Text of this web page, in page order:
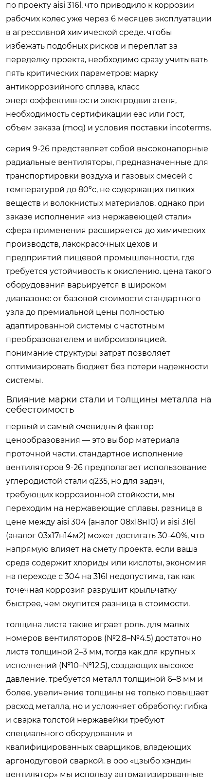
по проекту aisi 316l, что приводило к коррозии
рабочих колес уже через 6 месяцев эксплуатации
в агрессивной химической среде. чтобы
избежать подобных рисков и переплат за
переделку проекта, необходимо сразу учитывать
пять критических параметров: марку
антикоррозийного сплава, класс
энергоэффективности электродвигателя,
необходимость сертификации eac или гост,
объем заказа (moq) и условия поставки incoterms.
серия 9-26 представляет собой высоконапорные
радиальные вентиляторы, предназначенные для
транспортировки воздуха и газовых смесей с
температурой до 80°c, не содержащих липких
веществ и волокнистых материалов. однако при
заказе исполнения «из нержавеющей стали»
сфера применения расширяется до химических
производств, лакокрасочных цехов и
предприятий пищевой промышленности, где
требуется устойчивость к окислению. цена такого
оборудования варьируется в широком
диапазоне: от базовой стоимости стандартного
узла до премиальной цены полностью
адаптированной системы с частотным
преобразователем и виброизоляцией.
понимание структуры затрат позволяет
оптимизировать бюджет без потери надежности
системы.
Влияние марки стали и толщины металла на
себестоимость
первый и самый очевидный фактор
ценообразования — это выбор материала
проточной части. стандартное исполнение
вентиляторов 9-26 предполагает использование
углеродистой стали q235, но для задач,
требующих коррозионной стойкости, мы
переходим на нержавеющие сплавы. разница в
цене между aisi 304 (аналог 08х18н10) и aisi 316l
(аналог 03х17н14м2) может достигать 30-40%, что
напрямую влияет на смету проекта. если ваша
среда содержит хлориды или кислоты, экономия
на переходе с 304 на 316l недопустима, так как
точечная коррозия разрушит крыльчатку
быстрее, чем окупится разница в стоимости.
толщина листа также играет роль. для малых
номеров вентиляторов (№2.8–№4.5) достаточно
листа толщиной 2–3 мм, тогда как для крупных
исполнений (№10–№12.5), создающих высокое
давление, требуется металл толщиной 6–8 мм и
более. увеличение толщины не только повышает
расход металла, но и усложняет обработку: гибка
и сварка толстой нержавейки требуют
специального оборудования и
квалифицированных сварщиков, владеющих
аргонодуговой сваркой. в ооо «цзыбо хэндин
вентилятор» мы использу автоматизированные